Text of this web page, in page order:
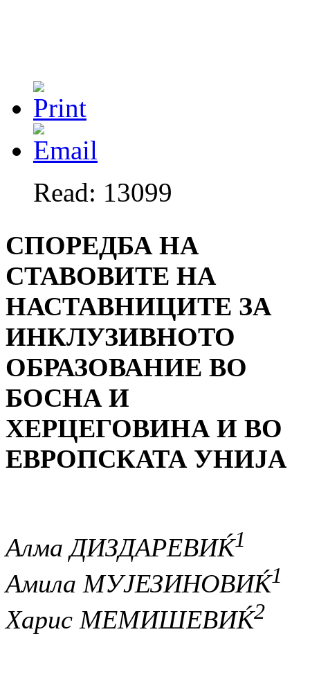
Read: 13099
СПОРЕДБА НА
СТАВОВИТЕ НА
НАСТАВНИЦИТЕ ЗА
ИНКЛУЗИВНОТО
ОБРАЗОВАНИЕ ВО
БОСНА И
ХЕРЦЕГОВИНА И ВО
ЕВРОПСКАТА УНИЈА
Алма ДИЗДАРЕВИЌ1
Амила МУЈЕЗИНОВИЌ1
Харис МЕМИШЕВИЌ2